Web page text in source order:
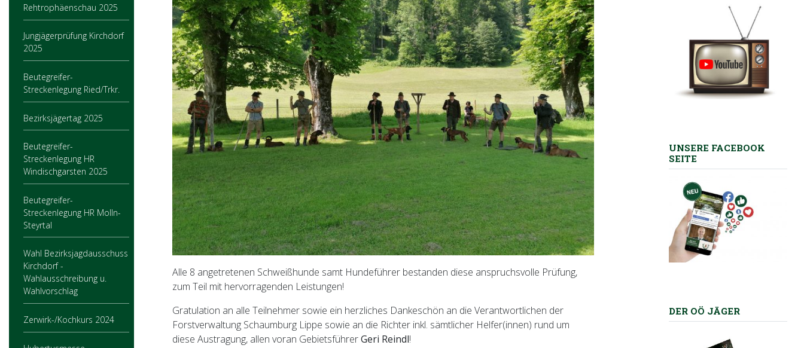
Rehtrophäenschau 2025
Jungjägerprüfung Kirchdorf
2025
Beutegreifer-
Streckenlegung Ried/Trkr.
Bezirksjägertag 2025
Beutegreifer-
Streckenlegung HR
Windischgarsten 2025
Beutegreifer-
Streckenlegung HR Molln-
Steyrtal
Wahl Bezirksjagdausschuss
Kirchdorf -
Wahlausschreibung u.
Wahlvorschlag
Zerwirk-/Kochkurs 2024
Alle 8 angetretenen Schweißhunde samt Hundeführer bestanden diese anspruchsvolle Prüfung,
zum Teil mit hervorragenden Leistungen!
Gratulation an alle Teilnehmer sowie ein herzliches Dankeschön an die Verantwortlichen der
Forstverwaltung Schaumburg Lippe sowie an die Richter inkl. sämtlicher Helfer(innen) rund um
diese Austragung, allen voran GebietsführerGeri Reindl!
UNSERE FACEBOOK
SEITE
DER OÖ JÄGER